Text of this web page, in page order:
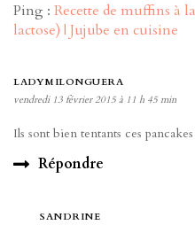
Ping : Recette de muffins à
lactose) | Jujube en cuisine
LADYMILONGUERA
vendredi 13 février 2015 à 11 h 45 min
Ils sont bien tentants ces
Répondre
SANDRINE